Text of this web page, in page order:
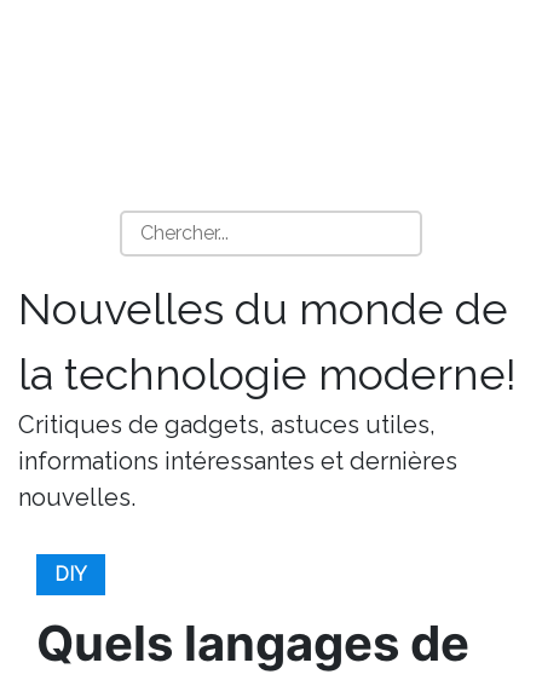
Nouvelles du monde de
la technologie moderne!
Critiques de gadgets, astuces utiles,
informations intéressantes et dernières
nouvelles.
DIY
Quels langages de